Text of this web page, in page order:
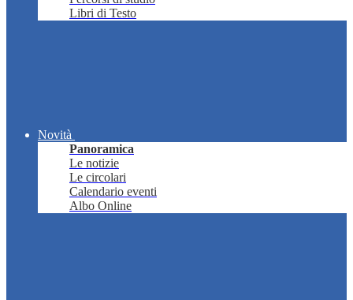
Libri di Testo
Novità
Panoramica
Le notizie
Le circolari
Calendario eventi
Albo Online